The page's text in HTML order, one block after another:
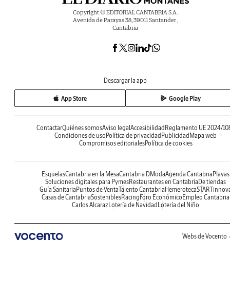
Copyright © EDITORIAL CANTABRIA S.A.
Avenida de Parayas 38, 39011 Santander ,
Cantabria
Descargar la app
App Store Google Play
ContactarQuiénes somosAviso legal Accesibilidad Reglamento UE 2024/
Condiciones de uso Política de privacidad Publicidad Mapa web
Compromisos editorialesPolítica de cookies
EsquelasCantabria en la MesaCantabria DModaAgenda Cantabria Playas
Soluciones digitales para PymesRestaurantes en Cantabria De tiendas
Guía Sanitaria Puntos de VentaTalento Cantabria Hemeroteca
Casas de CantabriaSosteniblesRacing Foro Económico Empleo Cantabria
Carlos AlcarazLotería de Navidad Lotería del Niño
Webs de Vocento